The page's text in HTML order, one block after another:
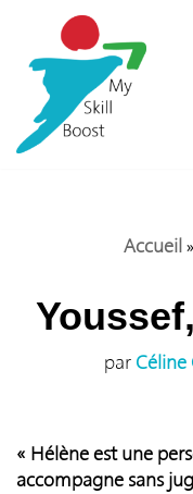
Aller
contenu
Accueil »
par Céline
« Hélène est une
accompagne sans